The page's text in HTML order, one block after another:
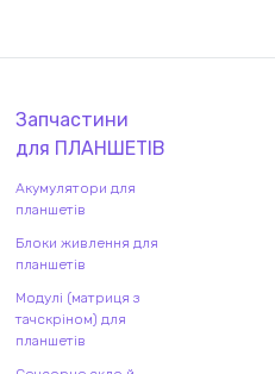
Запчастини
для ПЛАНШЕТ ІВ
Акумулятори для
планшетів
Блоки живлення для
планшетів
Модулі (матриця з
тачскріном) для
планшетів